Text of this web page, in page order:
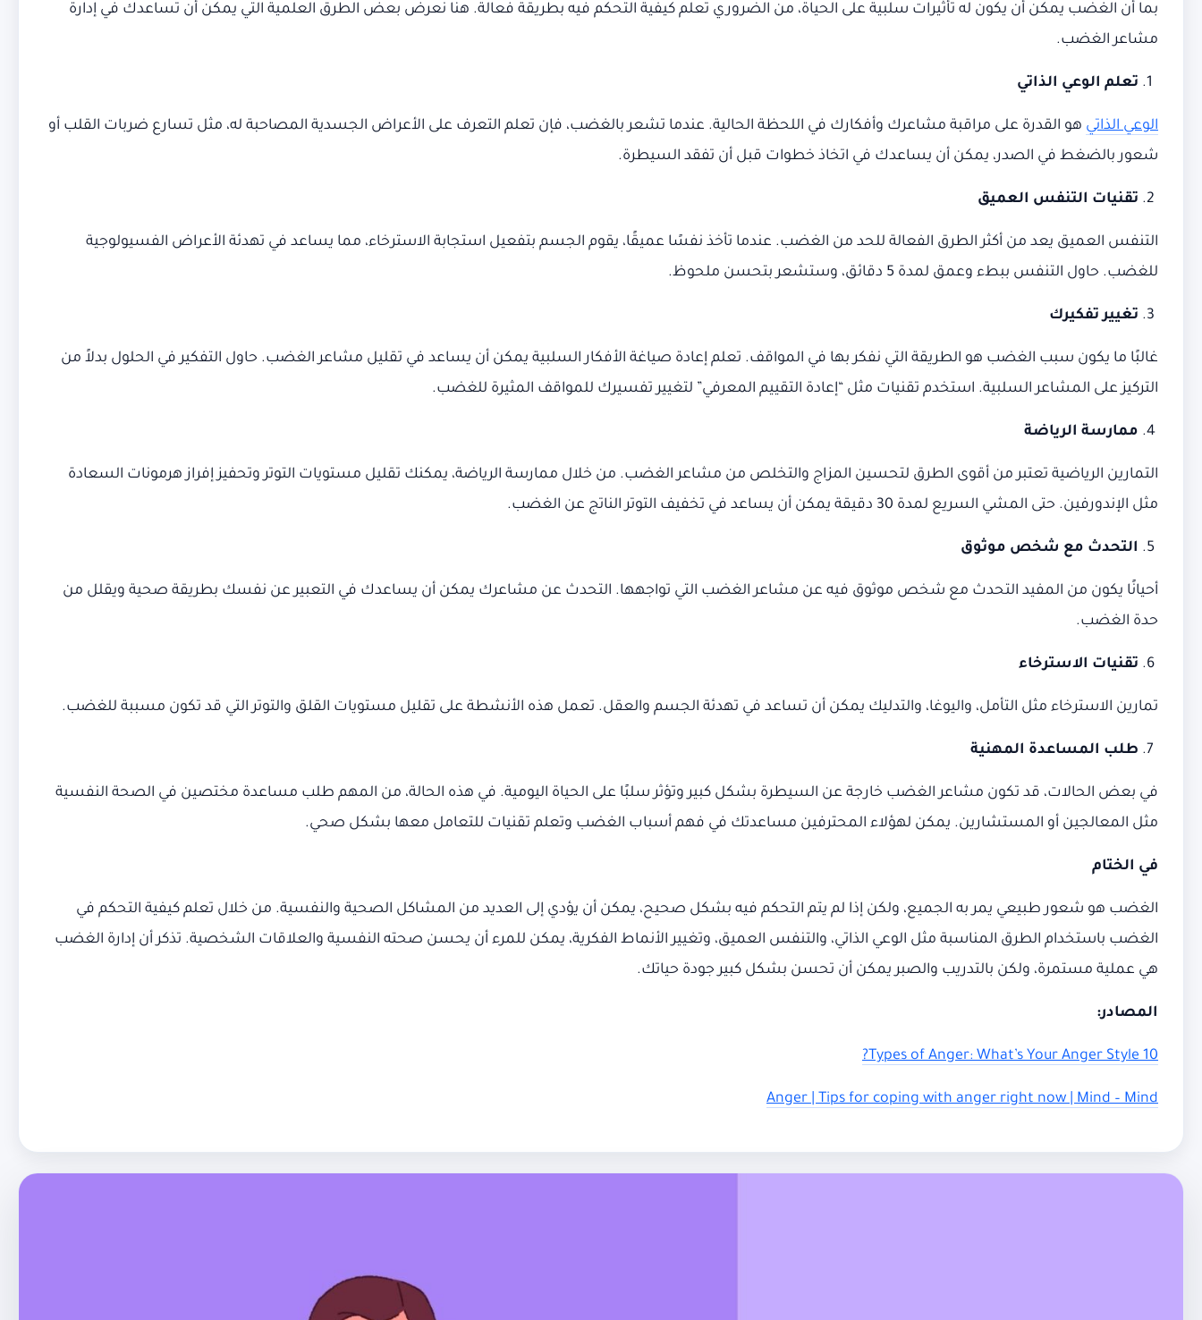
بما أن الغضب يمكن أن يكون له تأثيرات سلبية على الحياة، من الضروري تعلم كيفية التحكم فيه بطريقة فعالة. هنا نعرض بعض الطرق العلمية التي يمكن أن تساعدك في إدارة
مشاعر الغضب.
تعلم الوعي الذاتي
الوعي الذاتي هو القدرة على مراقبة مشاعرك وأفكارك في اللحظة الحالية. عندما تشعر بالغضب، فإن تعلم التعرف على الأعراض الجسدية المصاحبة له، مثل تسارع ضربات القلب أو
شعور بالضغط في الصدر، يمكن أن يساعدك في اتخاذ خطوات قبل أن تفقد السيطرة.
تقنيات التنفس العميق
التنفس العميق يعد من أكثر الطرق الفعالة للحد من الغضب. عندما تأخذ نفسًا عميقًا، يقوم الجسم بتفعيل استجابة الاسترخاء، مما يساعد في تهدئة الأعراض الفسيولوجية
للغضب. حاول التنفس ببطء وعمق لمدة 5 دقائق، وستشعر بتحسن ملحوظ.
تغيير تفكيرك
غالبًا ما يكون سبب الغضب هو الطريقة التي نفكر بها في المواقف. تعلم إعادة صياغة الأفكار السلبية يمكن أن يساعد في تقليل مشاعر الغضب. حاول التفكير في الحلول بدلاً من
التركيز على المشاعر السلبية. استخدم تقنيات مثل “إعادة التقييم المعرفي” لتغيير تفسيرك للمواقف المثيرة للغضب.
ممارسة الرياضة
التمارين الرياضية تعتبر من أقوى الطرق لتحسين المزاج والتخلص من مشاعر الغضب. من خلال ممارسة الرياضة، يمكنك تقليل مستويات التوتر وتحفيز إفراز هرمونات السعادة
مثل الإندورفين. حتى المشي السريع لمدة 30 دقيقة يمكن أن يساعد في تخفيف التوتر الناتج عن الغضب.
التحدث مع شخص موثوق
أحيانًا يكون من المفيد التحدث مع شخص موثوق فيه عن مشاعر الغضب التي تواجهها. التحدث عن مشاعرك يمكن أن يساعدك في التعبير عن نفسك بطريقة صحية ويقلل من
حدة الغضب.
تقنيات الاسترخاء
تمارين الاسترخاء مثل التأمل، واليوغا، والتدليك يمكن أن تساعد في تهدئة الجسم والعقل. تعمل هذه الأنشطة على تقليل مستويات القلق والتوتر التي قد تكون مسببة للغضب.
طلب المساعدة المهنية
في بعض الحالات، قد تكون مشاعر الغضب خارجة عن السيطرة بشكل كبير وتؤثر سلبًا على الحياة اليومية. في هذه الحالة، من المهم طلب مساعدة مختصين في الصحة النفسية
مثل المعالجين أو المستشارين. يمكن لهؤلاء المحترفين مساعدتك في فهم أسباب الغضب وتعلم تقنيات للتعامل معها بشكل صحي.
في الختام
الغضب هو شعور طبيعي يمر به الجميع، ولكن إذا لم يتم التحكم فيه بشكل صحيح، يمكن أن يؤدي إلى العديد من المشاكل الصحية والنفسية. من خلال تعلم كيفية التحكم في
الغضب باستخدام الطرق المناسبة مثل الوعي الذاتي، والتنفس العميق، وتغيير الأنماط الفكرية، يمكن للمرء أن يحسن صحته النفسية والعلاقات الشخصية. تذكر أن إدارة الغضب
هي عملية مستمرة، ولكن بالتدريب والصبر يمكن أن تحسن بشكل كبير جودة حياتك.
المصادر:
10 Types of Anger: What’s Your Anger Style?
Anger | Tips for coping with anger right now | Mind – Mind